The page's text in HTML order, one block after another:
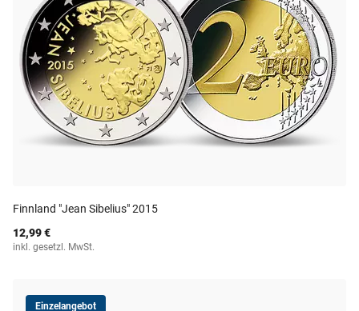
Finnland "Jean Sibelius" 2015
12,99 €
inkl. gesetzl. MwSt.
Einzelangebot